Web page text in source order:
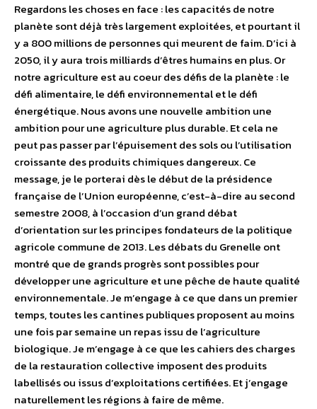
Regardons les choses en face : les capacités de notre
planète sont déjà très largement exploitées, et pourtant il
y a 800 millions de personnes qui meurent de faim. D’ici à
2050, il y aura trois milliards d’êtres humains en plus. Or
notre agriculture est au coeur des défis de la planète : le
défi alimentaire, le défi environnemental et le défi
énergétique. Nous avons une nouvelle ambition une
ambition pour une agriculture plus durable. Et cela ne
peut pas passer par l’épuisement des sols ou l’utilisation
croissante des produits chimiques dangereux. Ce
message, je le porterai dès le début de la présidence
française de l’Union européenne, c’est-à-dire au second
semestre 2008, à l’occasion d’un grand débat
d’orientation sur les principes fondateurs de la politique
agricole commune de 2013. Les débats du Grenelle ont
montré que de grands progrès sont possibles pour
développer une agriculture et une pêche de haute qualité
environnementale. Je m’engage à ce que dans un premier
temps, toutes les cantines publiques proposent au moins
une fois par semaine un repas issu de l’agriculture
biologique. Je m’engage à ce que les cahiers des charges
de la restauration collective imposent des produits
labellisés ou issus d’exploitations certifiées. Et j’engage
naturellement les régions à faire de même.